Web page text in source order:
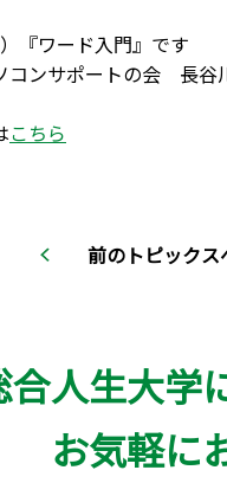
『ワード入門』です
ートの会 長谷川
こちら
前のトピックス
合人生大学
お気軽に